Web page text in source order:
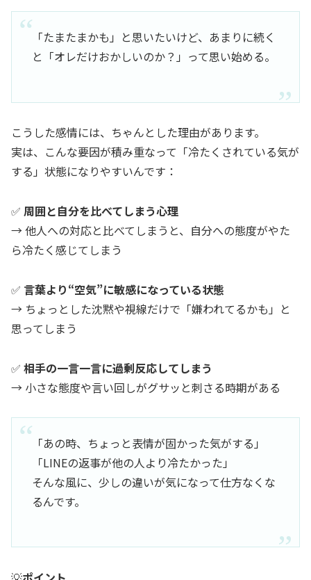
「たまたまかも」と思いたいけど、あまりに続く
と「オレだけおかしいのか？」って思い始める。
こうした感情には、ちゃんとした理由があります。
実は、こんな要因が積み重なって「冷たくされている気が
する」状態になりやすいんです：
✅ 周囲と自分を比べてしまう心理
→ 他人への対応と比べてしまうと、自分への態度がやた
ら冷たく感じてしまう
✅ 言葉より“空気”に敏感になっている状態
→ ちょっとした沈黙や視線だけで「嫌われてるかも」と
思ってしまう
✅ 相手の一言一言に過剰反応してしまう
→ 小さな態度や言い回しがグサッと刺さる時期がある
「あの時、ちょっと表情が固かった気がする」
「LINEの返事が他の人より冷たかった」
そんな風に、少しの違いが気になって仕方なくな
るんです。